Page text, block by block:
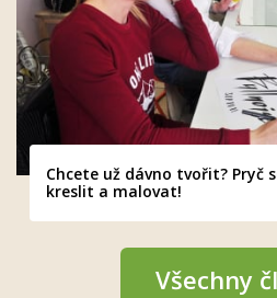
Chcete už dávno tvořit? Pryč
kreslit a malovat!
Všechny